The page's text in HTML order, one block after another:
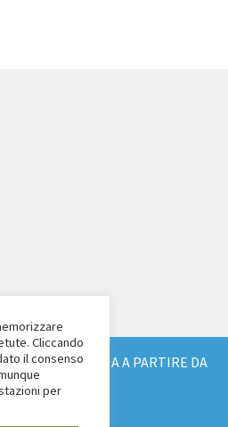
IN TUTTA ITALIA A PARTIRE DA
Cliccando
il consenso
per